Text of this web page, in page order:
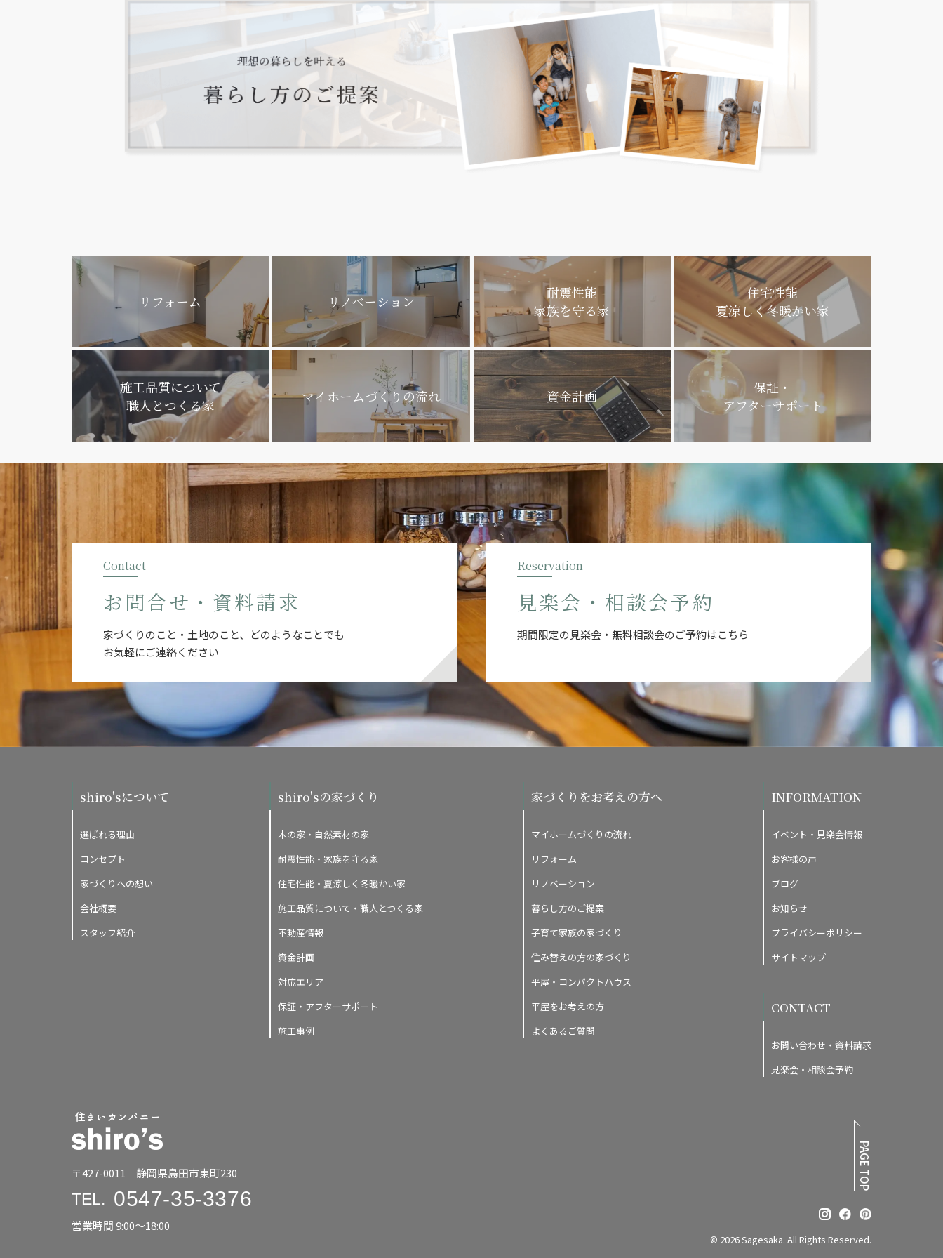
リフォーム リノベーション
耐震性能
家族を守る家
住宅性能
夏涼しく冬暖かい家
施工品質について
職人とつくる家
マイホームづくりの流れ 資金計画
保証・
アフターサポート
Contact
お問合せ・資料請求
家づくりのこと・土地のこと、どのようなことでも
お気軽にご連絡ください
Reservation
見楽会・相談会予約
期間限定の見楽会・無料相談会のご予約はこちら
shiro'sについて
選ばれる理由
コンセプト
家づくりへの想い
会社概要
スタッフ紹介
shiro'sの家づくり
木の家・自然素材の家
耐震性能・家族を守る家
住宅性能・夏涼しく冬暖かい家
施工品質について・職人とつくる家
不動産情報
資金計画
対応エリア
保証・アフターサポート
施工事例
家づくりをお考えの方へ
マイホームづくりの流れ
リフォーム
リノベーション
暮らし方のご提案
子育て家族の家づくり
住み替えの方の家づくり
平屋・コンパクトハウス
平屋をお考えの方
よくあるご質問
INFORMATION
イベント・見楽会情報
お客様の声
ブログ
お知らせ
プライバシーポリシー
サイトマップ
CONTACT
お問い合わせ・資料請求
見楽会・相談会予約
〒427-0011 静岡県島田市東町230
TEL. 0547-35-3376
営業時間 9:00〜18:00
PAGE TOP
© 2026 Sagesaka. All Rights Reserved.